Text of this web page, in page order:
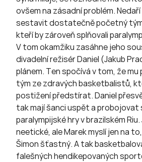
ovšem na zásadní problém.
sestavit dostatečně početný
kteří by zároveň splňovali
V tom okamžiku zasáhne jeho
divadelní režisér Daniel (Jakub
plánem. Ten spočívá v tom, že
tým ze zdravých basketbalistů,
postižení předstírat. Daniel
tak mají šanci uspět a probojovat
paralympijské hry v brazilském
neetické, ale Marek myslí jen na
Šimon šťastný. A tak
falešných hendikepovaných